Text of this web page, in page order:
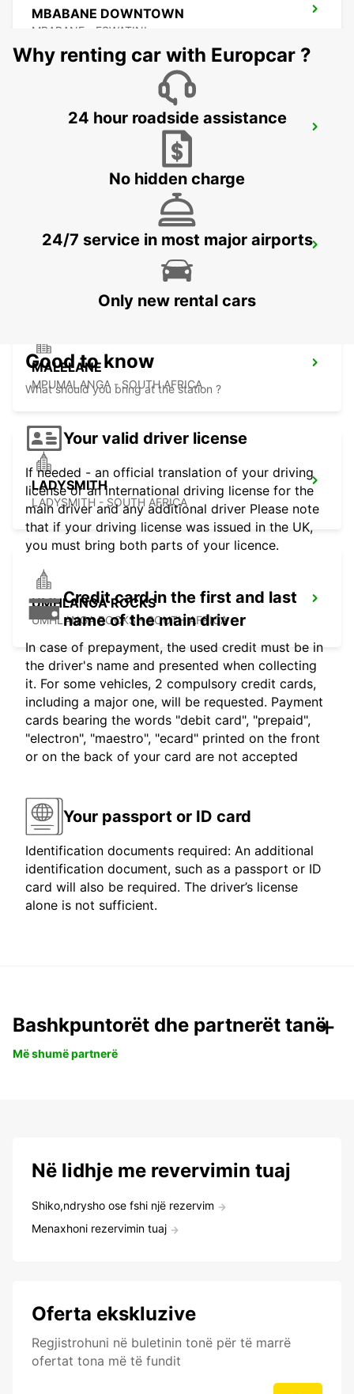
MBABANE DOWNTOWN
MBABANE - ESWATINI
NEWCASTLE - SOUTH AFRICA
DURBAN AIRPORT
DURBAN - SOUTH AFRICA
MALELANE
MPUMALANGA - SOUTH AFRICA
LADYSMITH
LADYSMITH - SOUTH AFRICA
UMHLANGA ROCKS
UMHLANGA ROCKS - SOUTH AFRICA
Why renting car with Europcar ?
24 hour roadside assistance
No hidden charge
24/7 service in most major airports
Only new rental cars
Good to know
What should you bring at the station ?
Your valid driver license
If needed - an official translation of your driving
license or an international driving license for the
main driver and any additional driver Please note
that if your driving license was issued in the UK,
you must bring both parts of your licence.
Credit card in the first and last
name of the main driver
In case of prepayment, the used credit must be in
the driver's name and presented when collecting
it. For some vehicles, 2 compulsory credit cards,
including a major one, will be requested. Payment
cards bearing the words "debit card", "prepaid",
"electron", "maestro", "ecard" printed on the front
or on the back of your card are not accepted
Your passport or ID card
Identification documents required: An additional
identification document, such as a passport or ID
card will also be required. The driver’s license
alone is not sufficient.
Bashkpuntorët dhe partnerët tanë
Më shumë partnerë
Në lidhje me revervimin tuaj
Shiko,ndrysho ose fshi një rezervim
Menaxhoni rezervimin tuaj
Oferta ekskluzive
Regjistrohuni në buletinin tonë për të marrë
ofertat tona më të fundit